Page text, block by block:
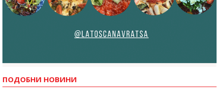
ПОДОБНИ НОВИНИ